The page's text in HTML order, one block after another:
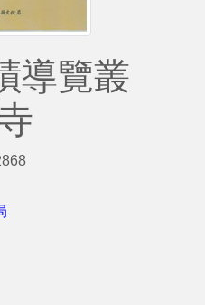
導覽叢